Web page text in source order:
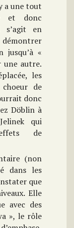
a une tout
et donc
s’agit en
jusqu’à «
une autre.
les
de
donc
Döblin à
qui
de
(non
dans les
que
Elle
avec des
», le rôle